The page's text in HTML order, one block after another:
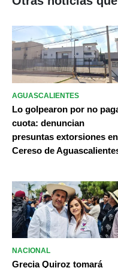
AGUASCALIENTES
Lo golpearon por no
cuota: denuncian
presuntas extorsiones en
Cereso de
NACIONAL
Grecia Quiroz tomará